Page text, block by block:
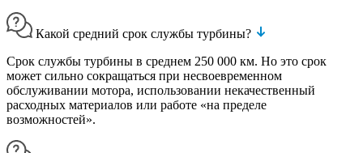
Какой средний срок службы турбины?
Срок службы турбины в среднем 250 000 км. Но это срок
может сильно сокращаться при несвоевременном
обслуживании мотора, использовании некачественный
расходных материалов или работе «на пределе
возможностей».